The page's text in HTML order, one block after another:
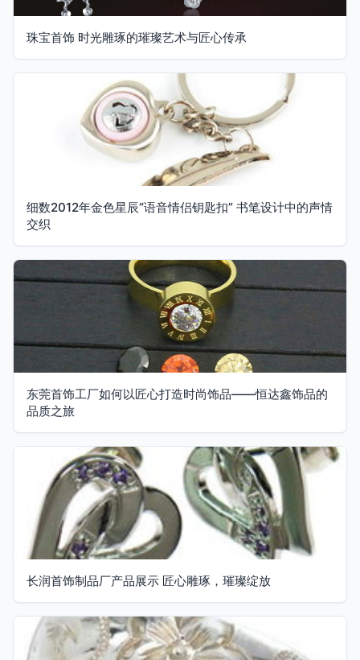
珠宝首饰 时光雕琢的璀璨艺术与匠心传承
细数2012年金色星辰“语音情侣钥匙扣” 书笔设计中的声情
交织
东莞首饰工厂如何以匠心打造时尚饰品——恒达鑫饰品的
品质之旅
长润首饰制品厂产品展示 匠心雕琢，璀璨绽放